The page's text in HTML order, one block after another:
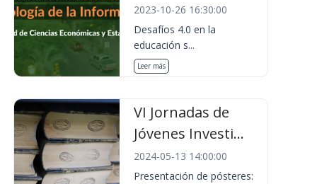
2023-10-26 16:30:00
Desafíos 4.0 en la
educación s...
Leer más
VI Jornadas de
Jóvenes Investi...
2024-05-13 14:00:00
Presentación de pósteres: